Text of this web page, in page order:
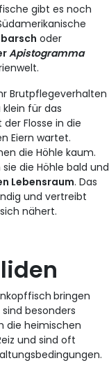
gibt es noch
oder
Apistogramma
Brutpflegeverhalten
für das
Flosse in die
Eiern wartet.
die Höhle kaum.
die Höhle bald und
Lebensraum. Das
und vertreibt
nähert.
bringen
besonders
die heimischen
und sind oft